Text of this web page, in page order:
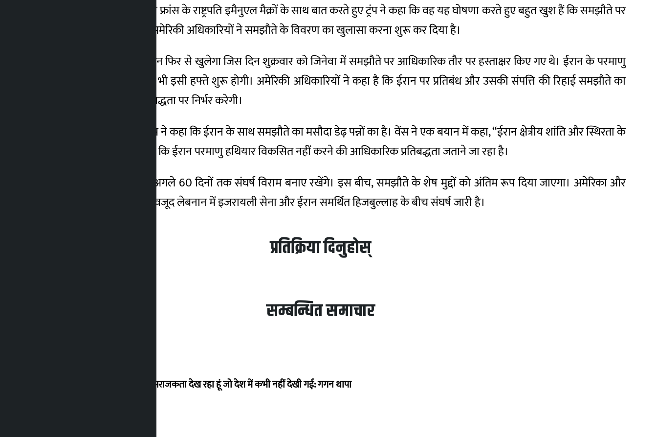
जी-7 शिखर सम्मेलन से इतर फ्रांस के राष्ट्रपति इमैनुएल मैक्रों के साथ बात करते हुए ट्रंप ने कहा कि वह यह घोषणा करते हुए बहुत खुश हैं कि समझौते पर
हस्ताक्षर किए गए हैं। वरिष्ठ अमेरिकी अधिकारियों ने समझौते के विवरण का खुलासा करना शुरू कर दिया है।
होर्मुज जलडमरूमध्य उसी दिन फिर से खुलेगा जिस दिन शुक्रवार को जिनेवा में समझौते पर आधिकारिक तौर पर हस्ताक्षर किए गए थे। ईरान के परमाणु
कार्यक्रम पर तकनीकी वार्ता भी इसी हफ्ते शुरू होगी। अमेरिकी अधिकारियों ने कहा है कि ईरान पर प्रतिबंध और उसकी संपत्ति की रिहाई समझौते का
पालन करने की उसकी प्रतिबद्धता पर निर्भर करेगी।
अमेरिकी उपराष्ट्रपति जेडी वेंस ने कहा कि ईरान के साथ समझौते का मसौदा डेढ़ पन्नों का है। वेंस ने एक बयान में कहा, “ईरान क्षेत्रीय शांति और स्थिरता के
लिए प्रतिबद्ध है। उन्होंने कहा कि ईरान परमाणु हथियार विकसित नहीं करने की आधिकारिक प्रतिबद्धता जताने जा रहा है।
समझौते के तहत दोनों पक्ष अगले 60 दिनों तक संघर्ष विराम बनाए रखेंगे। इस बीच, समझौते के शेष मुद्दों को अंतिम रूप दिया जाएगा। अमेरिका और
ईरान के बीच समझौते के बावजूद लेबनान में इजरायली सेना और ईरान समर्थित हिजबुल्लाह के बीच संघर्ष जारी है।
प्रतिक्रिया दिनुहोस्
सम्बन्धित समाचार
मैं ऐसी अराजकता देख रहा हूं जो देश में कभी नहीं देखी गई: गगन थापा